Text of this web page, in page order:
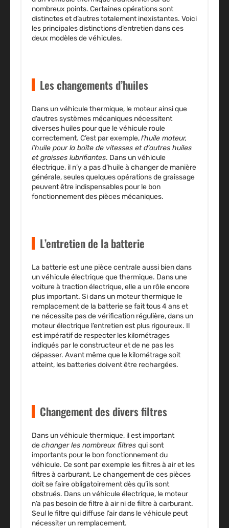
nombreux points. Certaines opérations sont
distinctes et d’autres totalement inexistantes. Voici
les principales distinctions d’entretien dans ces
deux modèles de véhicules.
Les changements d’huiles
Dans un véhicule thermique, le moteur ainsi que
d’autres systèmes mécaniques nécessitent
diverses huiles pour que le véhicule roule
correctement. C’est par exemple,l’huile moteur,
l’huile pour la boîte de vitesses et d’autres huiles
et graisses lubrifiantes. Dans un véhicule
électrique, il n’y a pas d’huile à changer de manière
générale, seules quelques opérations de graissage
peuvent être indispensables pour le bon
fonctionnement des pièces mécaniques.
L’entretien de la batterie
La batterie est une pièce centrale aussi bien dans
un véhicule électrique que thermique. Dans une
voiture à traction électrique, elle a un rôle encore
plus important. Si dans un moteur thermique le
remplacement de la batterie se fait tous 4 ans et
ne nécessite pas de vérification régulière, dans un
moteur électrique l’entretien est plus rigoureux. Il
est impératif de respecter les kilométrages
indiqués par le constructeur et de ne pas les
dépasser. Avant même que le kilométrage soit
atteint, les batteries doivent être rechargées.
Changement des divers filtres
Dans un véhicule thermique, il est important
dechanger les nombreux filtres qui sont
importants pour le bon fonctionnement du
véhicule. Ce sont par exemple les filtres à air et les
filtres à carburant. Le changement de ces pièces
doit se faire obligatoirement dès qu’ils sont
obstrués. Dans un véhicule électrique, le moteur
n’a pas besoin de filtre à air ni de filtre à carburant.
Seul le filtre qui diffuse l’air dans le véhicule peut
nécessiter un remplacement.